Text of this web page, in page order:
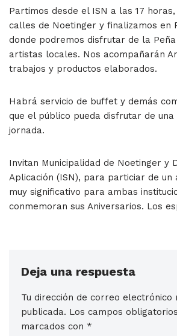
Partimos desde el ISN a las 17
calles de Noetinger y finalizamos en
donde podremos disfrutar de la
artistas locales. Nos acompañarán
trabajos y productos elaborados.
Habrá servicio de buffet y demás
que el público pueda disfrutar de
jornada.
Invitan Municipalidad de Noetinger y
Aplicación (ISN), para particiar de un
muy significativo para ambas
conmemoran sus Aniversarios. Los
Deja una respuesta
Tu dirección de correo electrónico
publicada. Los campos
marcados con *